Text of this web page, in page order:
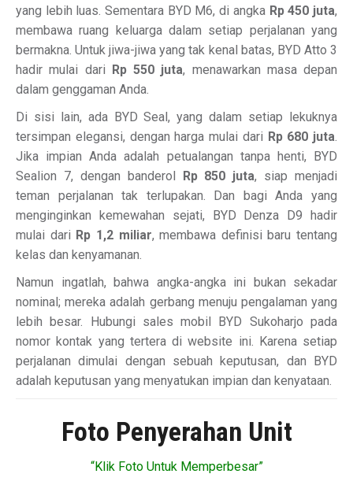
yang lebih luas. Sementara BYD M6, di angka Rp 450 juta,
membawa ruang keluarga dalam setiap perjalanan yang
bermakna. Untuk jiwa-jiwa yang tak kenal batas, BYD Atto 3
hadir mulai dari Rp 550 juta, menawarkan masa depan
dalam genggaman Anda.
Di sisi lain, ada BYD Seal, yang dalam setiap lekuknya
tersimpan elegansi, dengan harga mulai dari Rp 680 juta.
Jika impian Anda adalah petualangan tanpa henti, BYD
Sealion 7, dengan banderol Rp 850 juta, siap menjadi
teman perjalanan tak terlupakan. Dan bagi Anda yang
menginginkan kemewahan sejati, BYD Denza D9 hadir
mulai dari Rp 1,2 miliar, membawa definisi baru tentang
kelas dan kenyamanan.
Namun ingatlah, bahwa angka-angka ini bukan sekadar
nominal; mereka adalah gerbang menuju pengalaman yang
lebih besar. Hubungi sales mobil BYD Sukoharjo pada
nomor kontak yang tertera di website ini. Karena setiap
perjalanan dimulai dengan sebuah keputusan, dan BYD
adalah keputusan yang menyatukan impian dan kenyataan.
Foto Penyerahan Unit
“Klik Foto Untuk Memperbesar”